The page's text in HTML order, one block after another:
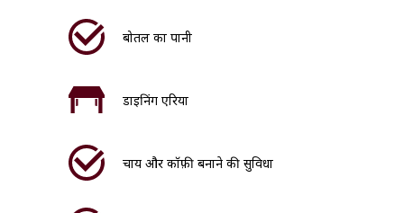
बोतल का पानी
डाइनिंग एरिया
चाय और कॉफ़ी बनाने की सुविधा